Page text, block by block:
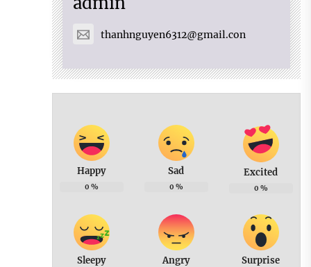
thanhnguyen6312@gmail.con
Happy
0 %
Sad
0 %
Excited
0 %
Sleepy Angry Surprise